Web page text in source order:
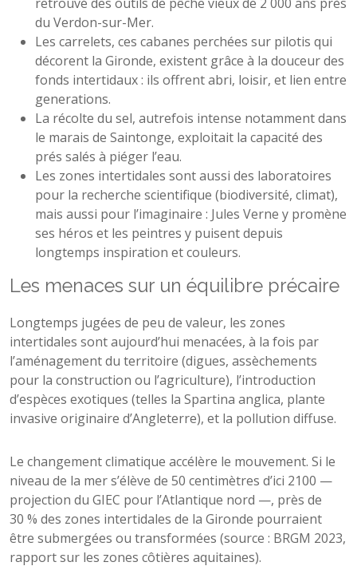
du Verdon-sur-Mer.
Les carrelets, ces cabanes perchées sur pilotis qui
décorent la Gironde, existent grâce à la douceur des
fonds intertidaux : ils offrent abri, loisir, et lien entre
generations.
La récolte du sel, autrefois intense notamment dans
le marais de Saintonge, exploitait la capacité des
prés salés à piéger l’eau.
Les zones intertidales sont aussi des laboratoires
pour la recherche scientifique (biodiversité, climat),
mais aussi pour l’imaginaire : Jules Verne y promène
ses héros et les peintres y puisent depuis
longtemps inspiration et couleurs.
Les menaces sur un équilibre précaire
Longtemps jugées de peu de valeur, les zones
intertidales sont aujourd’hui menacées, à la fois par
l’aménagement du territoire (digues, assèchements
pour la construction ou l’agriculture), l’introduction
d’espèces exotiques (telles la Spartina anglica, plante
invasive originaire d’Angleterre), et la pollution diffuse.
Le changement climatique accélère le mouvement. Si le
niveau de la mer s’élève de 50 centimètres d’ici 2100 —
projection du GIEC pour l’Atlantique nord —, près de
30 % des zones intertidales de la Gironde pourraient
être submergées ou transformées (source : BRGM 2023,
rapport sur les zones côtières aquitaines).